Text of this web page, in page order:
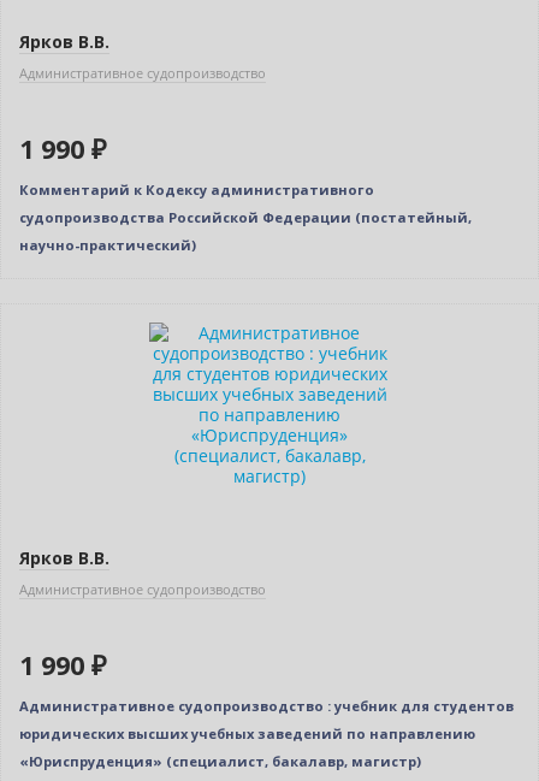
Ярков В.В.
Административное судопроизводство
1 990 ₽
Комментарий к Кодексу административного
судопроизводства Российской Федерации (постатейный,
научно-практический)
Ярков В.В.
Административное судопроизводство
1 990 ₽
Административное судопроизводство : учебник для студентов
юридических высших учебных заведений по направлению
«Юриспруденция» (специалист, бакалавр, магистр)